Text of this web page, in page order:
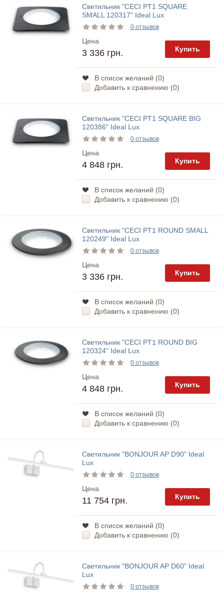
Светильник "CECI PT1 SQUARE
SMALL 120317" Ideal Lux
0 отзывов
Цена
3 336 грн. Купить
В список желаний (0)
Добавить к сравнению (0)
Светильник "CECI PT1 SQUARE BIG
120386" Ideal Lux
0 отзывов
Цена
4 848 грн. Купить
В список желаний (0)
Добавить к сравнению (0)
Светильник "CECI PT1 ROUND SMALL
120249" Ideal Lux
0 отзывов
Цена
3 336 грн. Купить
В список желаний (0)
Добавить к сравнению (0)
Светильник "CECI PT1 ROUND BIG
120324" Ideal Lux
0 отзывов
Цена
4 848 грн. Купить
В список желаний (0)
Добавить к сравнению (0)
Светильник "BONJOUR AP D90" Ideal
Lux
0 отзывов
Цена
11 754 грн. Купить
В список желаний (0)
Добавить к сравнению (0)
Светильник "BONJOUR AP D60" Ideal
Lux
0 отзывов